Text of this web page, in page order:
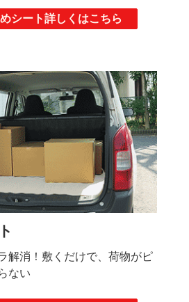
シート詳しくはこちら
解消！敷くだけで、荷物がピ
ない